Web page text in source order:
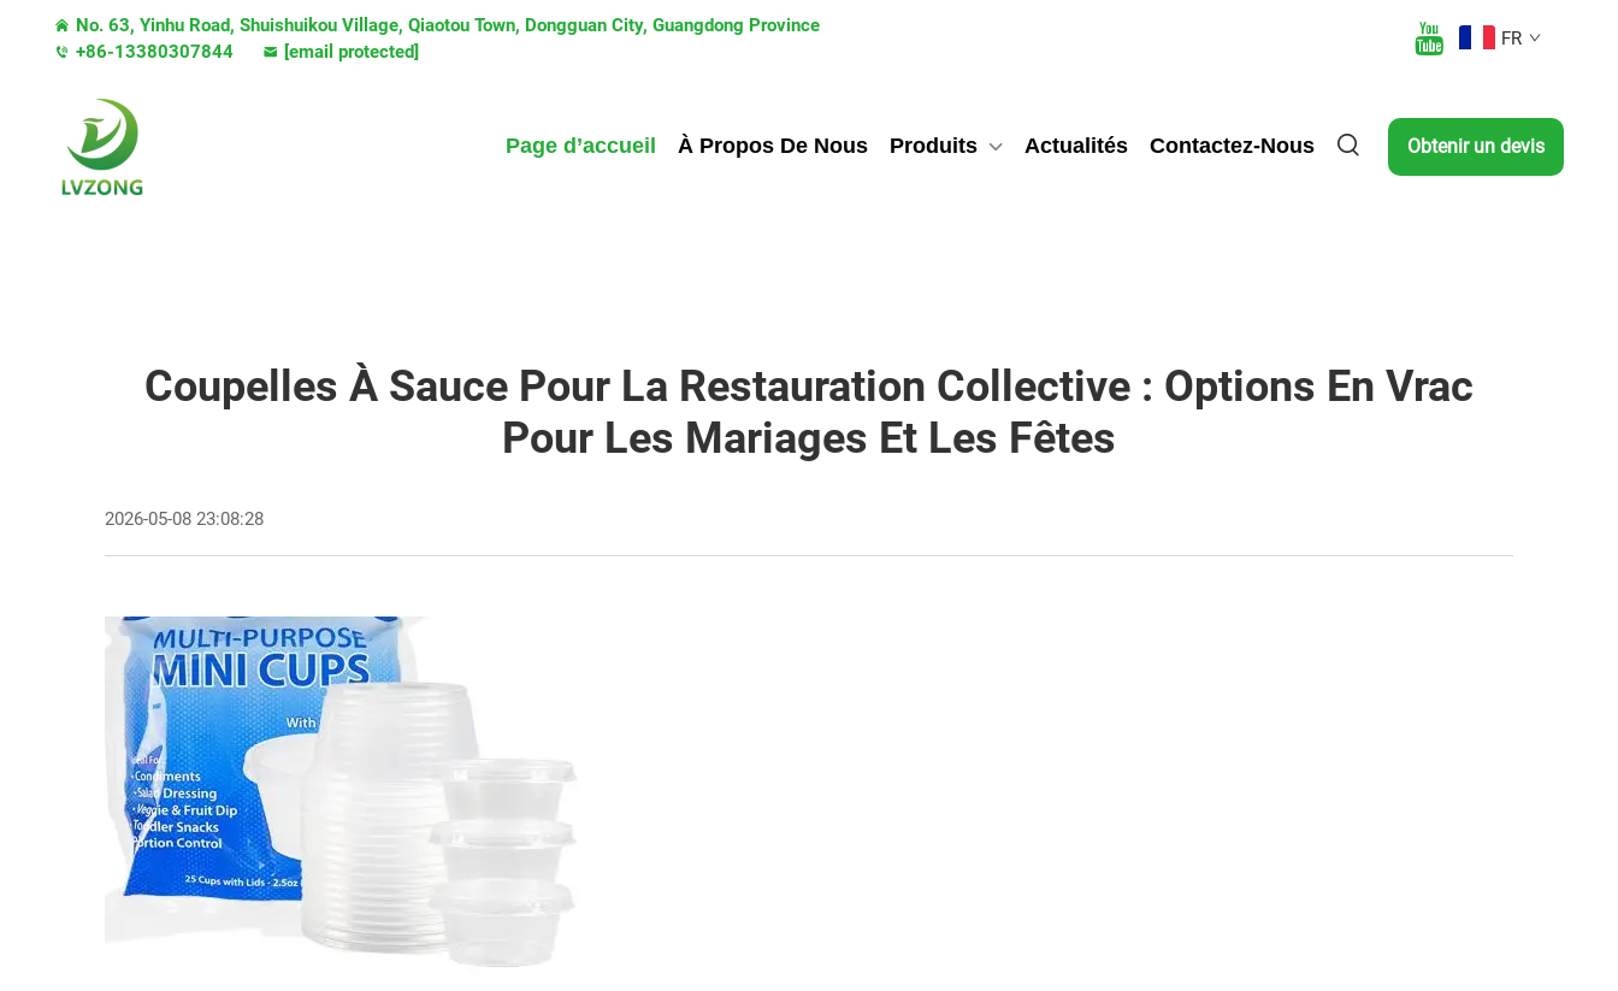
No. 63, Yinhu Road, Shuishuikou Village, Qiaotou Town, Dongguan City, Guangdong Province
+86-13380307844
[email protected]
FR
Page d’accueil À Propos De Nous Produits Actualités Contactez-Nous Obtenir un devis
Coupelles À Sauce Pour La Restauration Collective : Options En Vrac
Pour Les Mariages Et Les Fêtes
2026-05-08 23:08:28